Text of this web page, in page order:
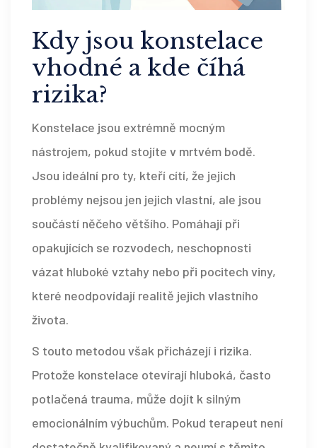
Kdy jsou konstelace
vhodné a kde číhá
rizika?
Konstelace jsou extrémně mocným
nástrojem, pokud stojíte v mrtvém bodě.
Jsou ideální pro ty, kteří cítí, že jejich
problémy nejsou jen jejich vlastní, ale jsou
součástí něčeho většího. Pomáhají při
opakujících se rozvodech, neschopnosti
vázat hluboké vztahy nebo při pocitech viny,
které neodpovídají realitě jejich vlastního
života.
S touto metodou však přicházejí i rizika.
Protože konstelace otevírají hluboká, často
potlačená trauma, může dojít k silným
emocionálním výbuchům. Pokud terapeut není